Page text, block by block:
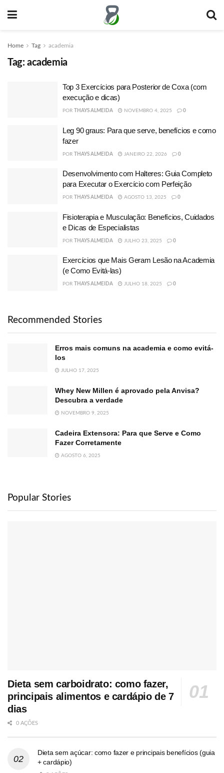
Home Tag academia
Tag: academia
Top 3 Exercícios para Posterior de Coxa (com
execução e dicas)
POR THAYS ALMEIDA NOVEMBRO 4, 2025 0
Leg 90 graus: Para que serve, benefícios e como
fazer
POR THAYS ALMEIDA JANEIRO 22, 2026 0
Desenvolvimento com Halteres: Guia Completo
para Executar o Exercício com Perfeição
POR THAYS ALMEIDA AGOSTO 13, 2025 0
Fisioterapia e Musculação: Benefícios, Cuidados
e Dicas de Especialistas
POR THAYS ALMEIDA JULHO 23, 2025 0
Exercícios que Mais Geram Lesão na Academia
(e Como Evitá-las)
POR THAYS ALMEIDA JULHO 18, 2025 0
Recommended Stories
Erros mais comuns na academia e como evitá-
los
JULHO 17, 2025
Whey New Millen é aprovado pela Anvisa?
Descubra a verdade
NOVEMBRO 9, 2025
Cadeira Extensora: Para que Serve e Como
Fazer Corretamente
AGOSTO 6, 2025
Popular Stories
Dieta sem carboidrato: como fazer,
principais alimentos e cardápio de 7
dias
0 AÇÕES
Dieta sem açúcar: como fazer e principais benefícios (guia
+ cardápio)